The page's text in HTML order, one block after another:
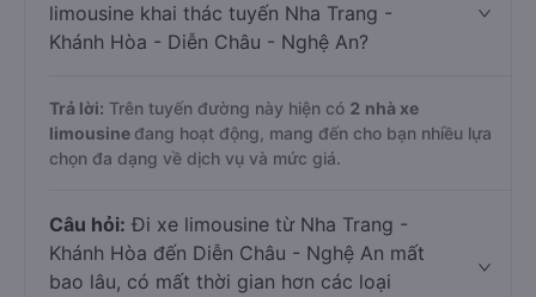
limousine khai thác tuyến Nha Trang -
Khánh Hòa - Diễn Châu - Nghệ An?
Trả lời: Trên tuyến đường này hiện có 2 nhà xe
limousine đang hoạt động, mang đến cho bạn nhiều lựa
chọn đa dạng về dịch vụ và mức giá.
Câu hỏi: Đi xe limousine từ Nha Trang -
Khánh Hòa đến Diễn Châu - Nghệ An mất
bao lâu, có mất thời gian hơn các loại